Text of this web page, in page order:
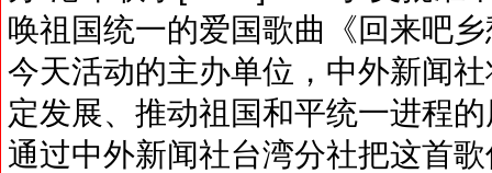
唤祖国统一的爱国歌曲《回来吧
今天活动的主办单位，中外新闻
定发展、推动祖国和平统一进程
通过中外新闻社台湾分社把这首